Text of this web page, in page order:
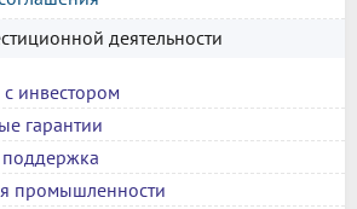
деятельности
инвестором
гарантии
поддержка
промышленности